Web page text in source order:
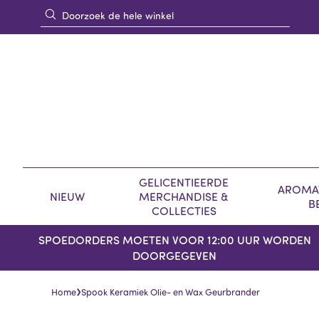
NIEUW
GELICENTIEERDE
MERCHANDISE &
COLLECTIES
SPOEDORDERS MOETEN VOOR 12:00 UUR WORDEN
DOORGEGEVEN
Home›Spook Keramiek Olie- en Wax Geurbrander